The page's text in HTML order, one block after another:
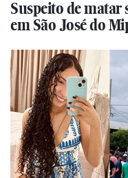
Suspeito de matar
em São José do